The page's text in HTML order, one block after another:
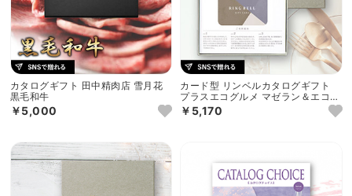
カタログギフト 田中精肉店 雪月花
黒毛和牛
￥5,000
カード型 リンベルカタログギフト
プラスエコグルメ マゼラン＆エコア
イリス
￥5,170